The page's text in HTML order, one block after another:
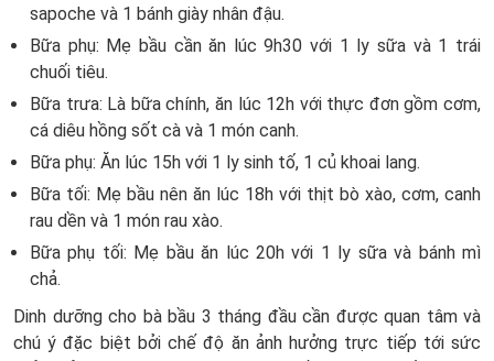
sapoche và 1 bánh giày nhân đậu.
Bữa phụ: Mẹ bầu cần ăn lúc 9h30 với 1 ly sữa và 1 trái
chuối tiêu.
Bữa trưa: Là bữa chính, ăn lúc 12h với thực đơn gồm cơm,
cá diêu hồng sốt cà và 1 món canh.
Bữa phụ: Ăn lúc 15h với 1 ly sinh tố, 1 củ khoai lang.
Bữa tối: Mẹ bầu nên ăn lúc 18h với thịt bò xào, cơm, canh
rau dền và 1 món rau xào.
Bữa phụ tối: Mẹ bầu ăn lúc 20h với 1 ly sữa và bánh mì
chả.
Dinh dưỡng cho bà bầu 3 tháng đầu cần được quan tâm và
chú ý đặc biệt bởi chế độ ăn ảnh hưởng trực tiếp tới sức